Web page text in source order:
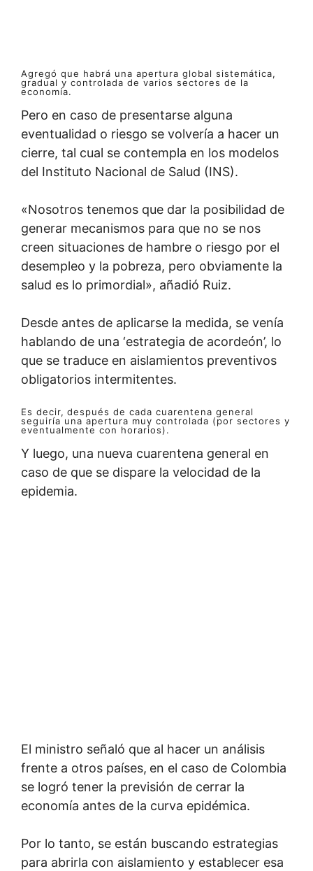
Agregó que habrá una apertura global sistemática,
gradual y controlada de varios sectores de la
economía.
Pero en caso de presentarse alguna
eventualidad o riesgo se volvería a hacer un
cierre, tal cual se contempla en los modelos
del Instituto Nacional de Salud (INS).
«Nosotros tenemos que dar la posibilidad de
generar mecanismos para que no se nos
creen situaciones de hambre o riesgo por el
desempleo y la pobreza, pero obviamente la
salud es lo primordial», añadió Ruiz.
Desde antes de aplicarse la medida, se venía
hablando de una ‘estrategia de acordeón’, lo
que se traduce en aislamientos preventivos
obligatorios intermitentes.
Es decir, después de cada cuarentena general
seguiría una apertura muy controlada (por sectores y
eventualmente con horarios).
Y luego, una nueva cuarentena general en
caso de que se dispare la velocidad de la
epidemia.
El ministro señaló que al hacer un análisis
frente a otros países, en el caso de Colombia
se logró tener la previsión de cerrar la
economía antes de la curva epidémica.
Por lo tanto, se están buscando estrategias
para abrirla con aislamiento y establecer esa